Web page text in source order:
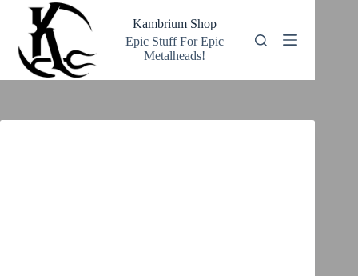
springen
Kambrium Shop
Epic Stuff For Epic
Metalheads!